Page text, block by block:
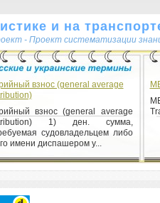
и на
- Проект систематизации
взнос (general average
взнос (general average
1) ден. сумма,
судовладельцем либо
имени диспашером у...